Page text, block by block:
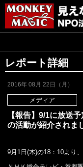
レポート詳細
2016年 08月 22日（月）
メディア
【報告】9/1に放送
の活動が紹介されま
9月1日(木)の18：10より、